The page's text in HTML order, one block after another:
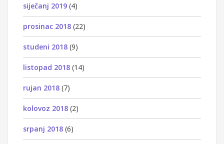
siječanj 2019 (4)
prosinac 2018 (22)
studeni 2018 (9)
listopad 2018 (14)
rujan 2018 (7)
kolovoz 2018 (2)
srpanj 2018 (6)